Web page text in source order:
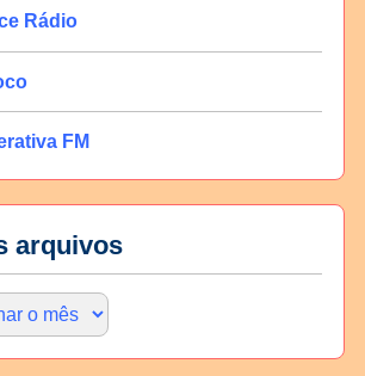
Rádio
FM
arquivos